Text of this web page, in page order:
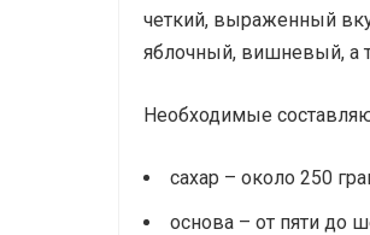
четкий, выраженный
яблочный, вишневый, а
Необходимые
сахар – около 250
основа – от пяти до